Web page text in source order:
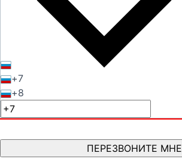
+7
+8
ПЕРЕЗВОНИТЕ МНЕ